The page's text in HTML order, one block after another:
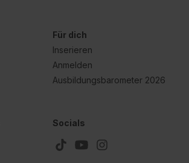
„Statistiken“ und „Social
(EuGH – Schrems
unter dem Punkt „Datenschutz-
Weitere Informationen zu den
findest du durch Klick auf „Details
Für dich
Inserieren
Anmelden
Ausbildungsbarometer 2026
Socials